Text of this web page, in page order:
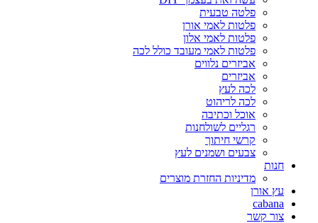
פלטה טבעית
פלטות לאמי אורן
פלטות לאמי אלון
פלטות לאמי מעובד כולל לכה
אביזרים נלווים
אביזרים
לכה לעץ
לכה לריהוט
אוכל וכתיבה
רגליים לשולחנות
קרשי חיתוך
צבעים ושמנים לעץ
חנות
מדיניות החזרת מוצרים
עץ אורן
cabana
צור קשר